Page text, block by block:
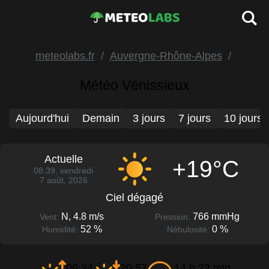
meteolabs.fr Auvergne-Rhône-Alpes
Météo Vénissieux
Aujourd'hui Demain 3 jours 7 jours 10 jours
Actuelle
08:39, vendredi
7 août, 2026
+19°C
Ciel dégagé
Vent: N, 4.8 m/s Pression: 766 mmHg
Humidité: 52 % Nébulosité: 0 %